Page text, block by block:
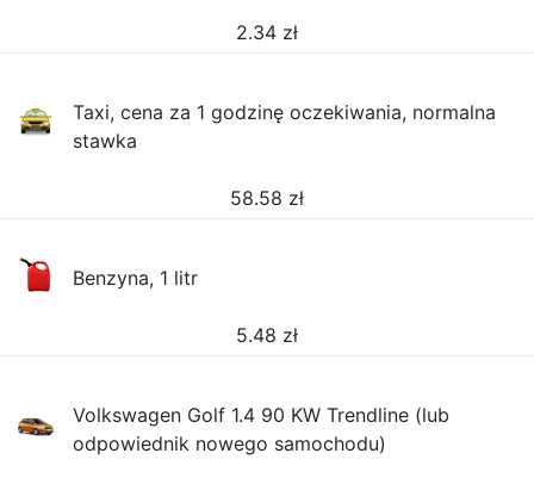
2.34 zł
Taxi, cena za 1 godzinę oczekiwania, normalna
stawka
58.58 zł
Benzyna, 1 litr
5.48 zł
Volkswagen Golf 1.4 90 KW Trendline (lub
odpowiednik nowego samochodu)